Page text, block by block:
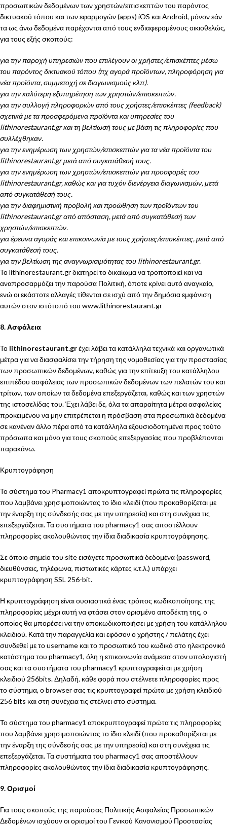
προσωπικών δεδομένων των χρηστών/επισκεπτών του παρόντος
δικτυακού τόπου και των εφαρμογών (apps) iOS και Android, μόνον εάν
τα ως άνω δεδομένα παρέχονται από τους ενδιαφερομένους οικιοθελώς,
για τους εξής σκοπούς:
για την παροχή υπηρεσιών που επιλέγουν οι χρήστες/επισκέπτες μέσω
του παρόντος δικτυακού τόπου (πχ αγορά προϊόντων, πληροφόρηση για
νέα προϊόντα, συμμετοχή σε διαγωνισμούς κλπ).
για την καλύτερη εξυπηρέτηση των χρηστών/επισκεπτών.
για την συλλογή πληροφοριών από τους χρήστες/επισκέπτες (feedback)
σχετικά με τα προσφερόμενα προϊόντα και υπηρεσίες του
lithinorestaurant.gr και τη βελτίωσή τους με βάση τις πληροφορίες που
συλλέχθηκαν.
για την ενημέρωση των χρηστών/επισκεπτών για τα νέα προϊόντα του
lithinorestaurant.gr μετά από συγκατάθεσή τους.
για την ενημέρωση των χρηστών/επισκεπτών για προσφορές του
lithinorestaurant.gr, καθώς και για τυχόν διενέργεια διαγωνισμών, μετά
από συγκατάθεσή τους.
για την διαφημιστική προβολή και προώθηση των προϊόντων του
lithinorestaurant.gr από απόσταση, μετά από συγκατάθεσή των
χρηστών/επισκεπτών.
για έρευνα αγοράς και επικοινωνία με τους χρήστες/επισκέπτες, μετά από
συγκατάθεσή τους.
για την βελτίωση της αναγνωρισιμότητας του lithinorestaurant.gr.
Το lithinorestaurant.gr διατηρεί το δικαίωμα να τροποποιεί και να
αναπροσαρμόζει την παρούσα Πολιτική, όποτε κρίνει αυτό αναγκαίο,
ενώ οι εκάστοτε αλλαγές τίθενται σε ισχύ από την δημόσια εμφάνιση
αυτών στον ιστότοπό του www.lithinorestaurant.gr
8. Ασφάλεια
Το lithinorestaurant.grέχει λάβει τα κατάλληλα τεχνικά και οργανωτικά
μέτρα για να διασφαλίσει την τήρηση της νομοθεσίας για την προστασίας
των προσωπικών δεδομένων, καθώς για την επίτευξη του κατάλληλου
επιπέδου ασφάλειας των προσωπικών δεδομένων των πελατών του και
τρίτων, των οποίων τα δεδομένα επεξεργάζεται, καθώς και των χρηστών
της ιστοσελίδας του. Έχει λάβει δε, όλα τα απαραίτητα μέτρα ασφαλείας
προκειμένου να μην επιτρέπεται η πρόσβαση στα προσωπικά δεδομένα
σε κανέναν άλλο πέρα από τα κατάλληλα εξουσιοδοτημένα προς τούτο
πρόσωπα και μόνο για τους σκοπούς επεξεργασίας που προβλέπονται
παρακάνω.
Κρυπτογράφηση
Το σύστημα του Pharmacy1 αποκρυπτογραφεί πρώτα τις πληροφορίες
που λαμβάνει χρησιμοποιώντας το ίδιο κλειδί (που προκαθορίζεται με
την έναρξη της σύνδεσής σας με την υπηρεσία) και στη συνέχεια τις
επεξεργάζεται. Τα συστήματα του pharmacy1 σας αποστέλλουν
πληροφορίες ακολουθώντας την ίδια διαδικασία κρυπτογράφησης.
Σε όποιο σημείο του site εισάγετε προσωπικά δεδομένα (password,
διευθύνσεις, τηλέφωνα, πιστωτικές κάρτες κ.τ.λ.) υπάρχει
κρυπτογράφηση SSL 256-bit.
Η κρυπτογράφηση είναι ουσιαστικά ένας τρόπος κωδικοποίησης της
πληροφορίας μέχρι αυτή να φτάσει στον ορισμένο αποδέκτη της, ο
οποίος θα μπορέσει να την αποκωδικοποιήσει με χρήση του κατάλληλου
κλειδιού. Κατά την παραγγελία και εφόσον ο χρήστης / πελάτης έχει
συνδεθεί με το username και το προσωπικό του κωδικό στο ηλεκτρονικό
κατάστημα του pharmacy1, όλη η επικοινωνία ανάμεσα στον υπολογιστή
σας και τα συστήματα του pharmacy1 κρυπτογραφείται με χρήση
κλειδιού 256bits. Δηλαδή, κάθε φορά που στέλνετε πληροφορίες προς
το σύστημα, ο browser σας τις κρυπτογραφεί πρώτα με χρήση κλειδιού
256 bits και στη συνέχεια τις στέλνει στο σύστημα.
Το σύστημα του pharmacy1 αποκρυπτογραφεί πρώτα τις πληροφορίες
που λαμβάνει χρησιμοποιώντας το ίδιο κλειδί (που προκαθορίζεται με
την έναρξη της σύνδεσής σας με την υπηρεσία) και στη συνέχεια τις
επεξεργάζεται. Τα συστήματα του pharmacy1 σας αποστέλλουν
πληροφορίες ακολουθώντας την ίδια διαδικασία κρυπτογράφησης.
9. Ορισμοί
Για τους σκοπούς της παρούσας Πολιτικής Ασφαλείας Προσωπικών
Δεδομένων ισχύουν οι ορισμοί του Γενικού Κανονισμού Προστασίας